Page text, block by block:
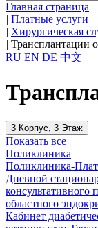
Главная страница
| Платные услуги
| Хирургическая
| Трансплантации
RU EN DE 中文
3 Корпус, 3 Этаж
Показать все
Поликлиника
Поликлиника-
Дневной
консультативного
областного
Кабинет